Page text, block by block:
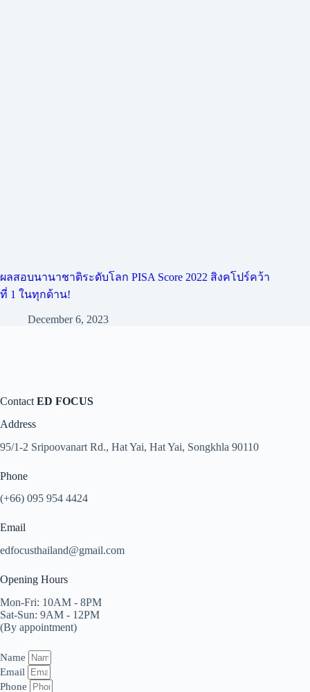
ผลสอบนานาชาติระดับโลก PISA Score 2022 สิงคโปร์คว้า
ที่ 1 ในทุกด้าน!
December 6, 2023
Contact ED FOCUS
Address
95/1-2 Sripoovanart Rd., Hat Yai, Hat Yai, Songkhla 90110
Phone
(+66) 095 954 4424
Email
edfocusthailand@gmail.com
Opening Hours
Mon-Fri: 10AM - 8PM
Sat-Sun: 9AM - 12PM
(By appointment)
Name
Email
Phone